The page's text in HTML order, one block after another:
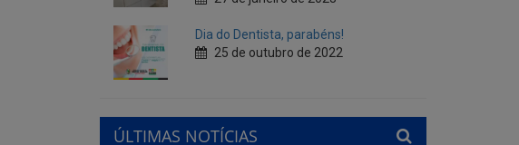
ÚLTIMAS NOTÍCIAS
CULTURA DE SANTA CECÍLIA!